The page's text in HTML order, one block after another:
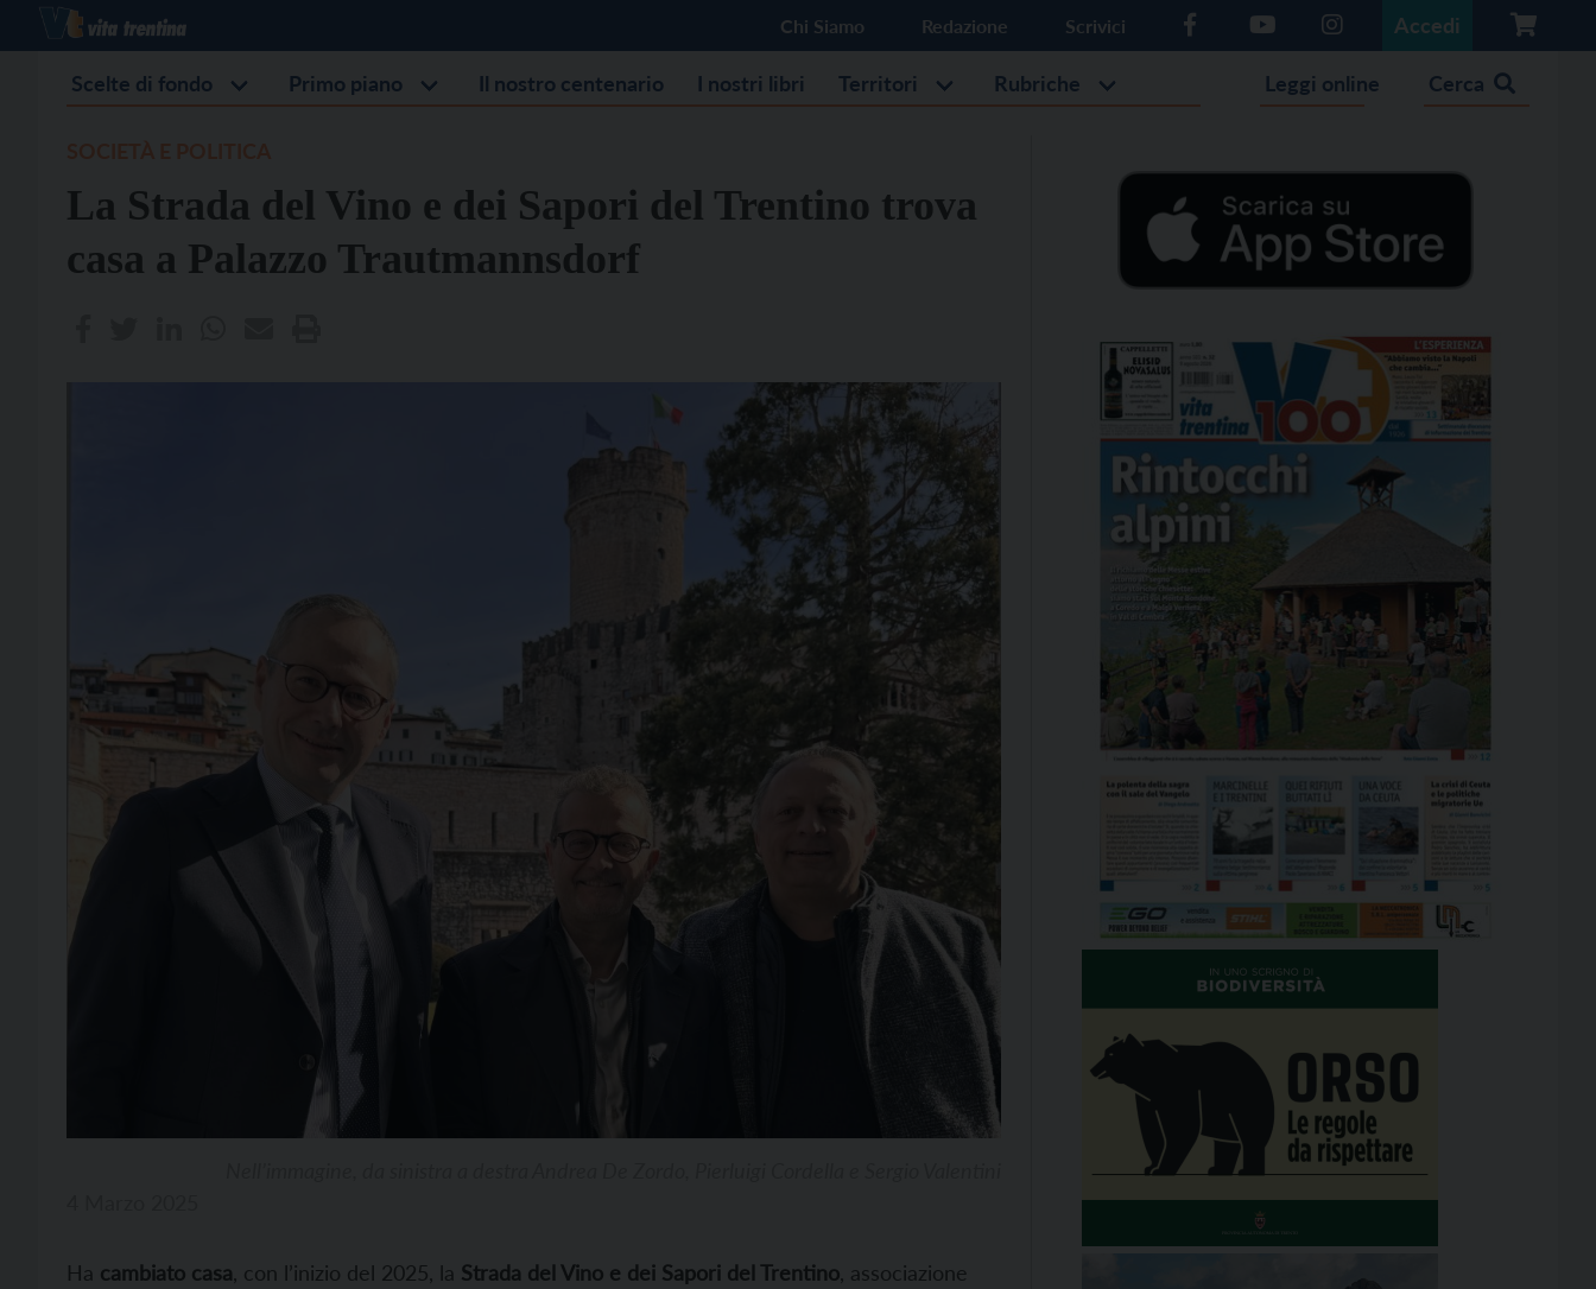
Chi Siamo Redazione Scrivici Accedi
Scelte di fondo Primo piano Il nostro centenario I nostri libri Territori Rubriche Leggi online Cerca
La Strada del Vino e dei Sapori del Trentino trova
casa a Palazzo Trautmannsdorf
Ha cambiato casa , con l’inizio del 2025, la Strada del Vino e dei Sapori del Trentino , associazione